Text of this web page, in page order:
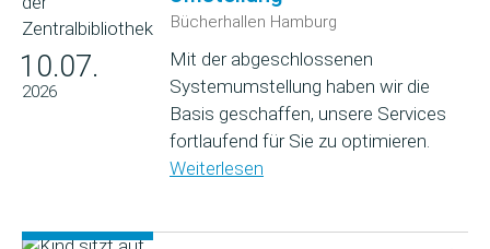
10.07.
2026
Bücherhallen Hamburg
Mit der abgeschlossenen
Systemumstellung haben wir die
Basis geschaffen, unsere Services
fortlaufend für Sie zu optimieren.
Weiterlesen